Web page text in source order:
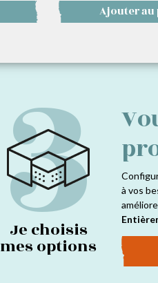
Ajouter au
3
Je choisis
mes options
à vos